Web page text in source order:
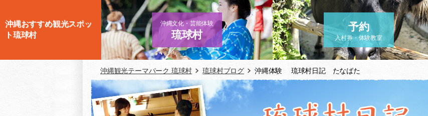
沖縄おすすめ観光スポッ
ト琉球村
沖縄文化・芸能体験
琉球村
予約
入村券・体験教室
沖縄観光テーマパーク 琉球村 琉球村ブログ 沖縄体験 琉球村日記 たなばた